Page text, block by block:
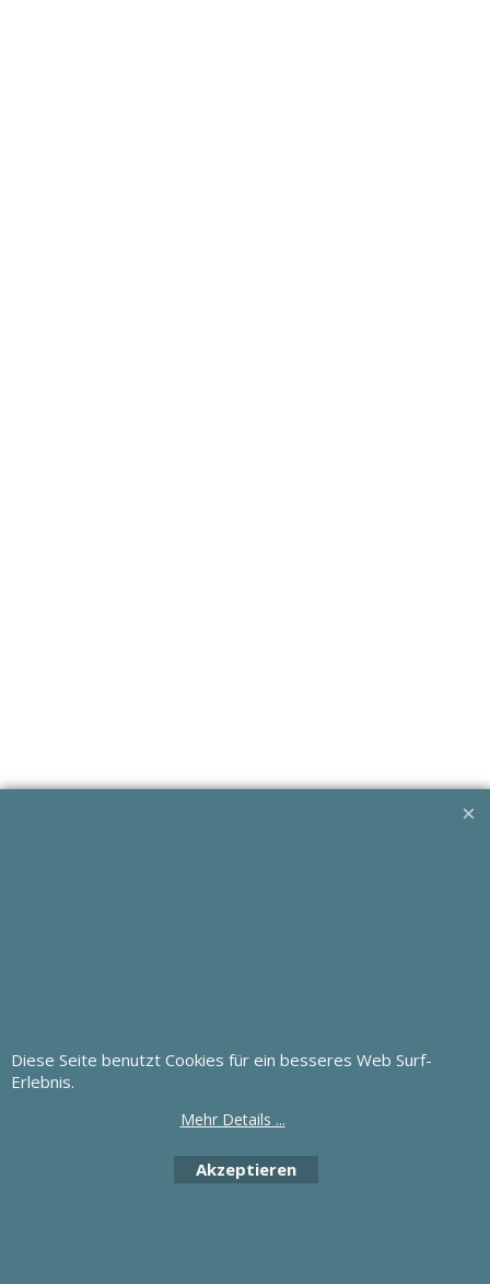
Diese Seite benutzt Cookies für ein besseres Web Surf-
Erlebnis.
Mehr Details ...
Akzeptieren